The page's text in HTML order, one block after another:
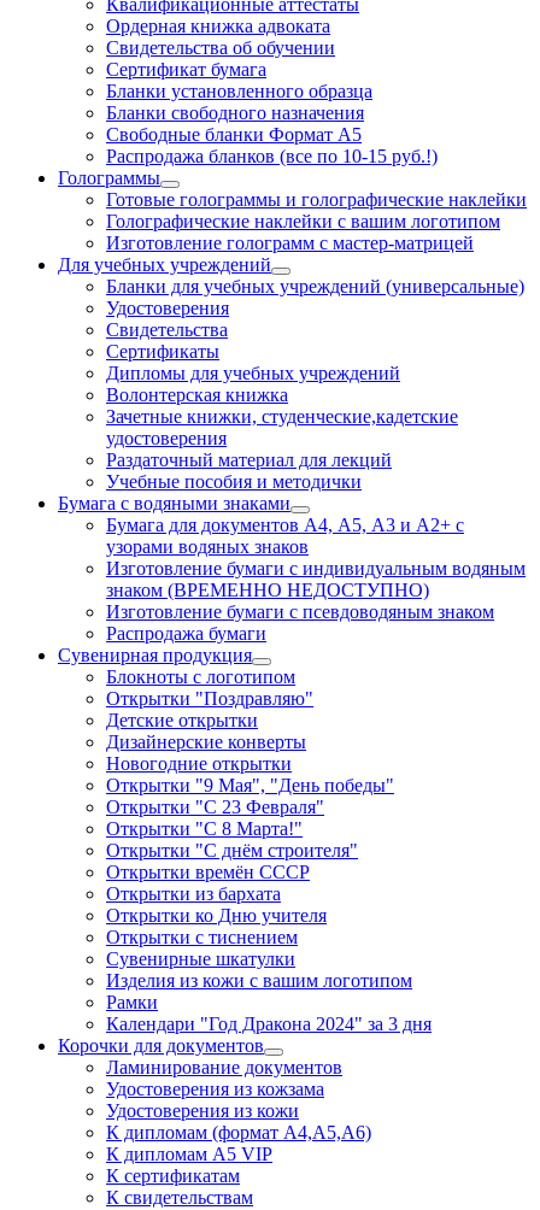
Ордерная книжка адвоката
Свидетельства об обучении
Сертификат бумага
Бланки установленного образца
Бланки свободного назначения
Свободные бланки Формат А5
Распродажа бланков (все по 10-15 руб.!)
Голограммы
Готовые голограммы и голографические наклейки
Голографические наклейки с вашим логотипом
Изготовление голограмм с мастер-матрицей
Для учебных учреждений
Бланки для учебных учреждений (универсальные)
Удостоверения
Свидетельства
Сертификаты
Дипломы для учебных учреждений
Волонтерская книжка
Зачетные книжки, студенческие,кадетские
удостоверения
Раздаточный материал для лекций
Учебные пособия и методички
Бумага с водяными знаками
Бумага для документов А4, А5, А3 и А2+ с
узорами водяных знаков
Изготовление бумаги с индивидуальным водяным
знаком (ВРЕМЕННО НЕДОСТУПНО)
Изготовление бумаги с псевдоводяным знаком
Распродажа бумаги
Сувенирная продукция
Блокноты с логотипом
Открытки "Поздравляю"
Детские открытки
Дизайнерские конверты
Новогодние открытки
Открытки "9 Мая", "День победы"
Открытки "С 23 Февраля"
Открытки "С 8 Марта!"
Открытки "С днём строителя"
Открытки времён СССР
Открытки из бархата
Открытки ко Дню учителя
Открытки с тиснением
Сувенирные шкатулки
Изделия из кожи с вашим логотипом
Рамки
Календари "Год Дракона 2024" за 3 дня
Корочки для документов
Ламинирование документов
Удостоверения из кожзама
Удостоверения из кожи
К дипломам (формат А4,А5,А6)
К дипломам А5 VIP
К сертификатам
К свидетельствам